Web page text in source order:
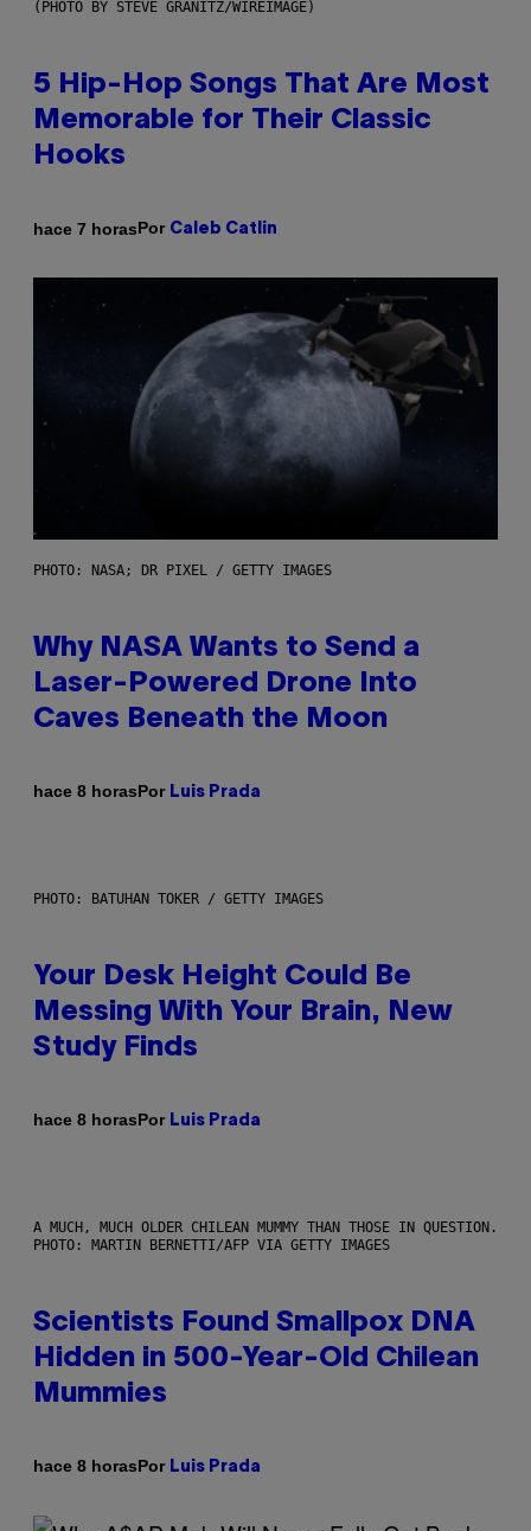
(PHOTO BY STEVE GRANITZ/WIREIMAGE)
5 Hip-Hop Songs That Are Most
Memorable for Their Classic
Hooks
hace 7 horasPor Caleb Catlin
PHOTO: NASA; DR PIXEL / GETTY IMAGES
Why NASA Wants to Send a
Laser-Powered Drone Into
Caves Beneath the Moon
hace 8 horasPor Luis Prada
PHOTO: BATUHAN TOKER / GETTY IMAGES
Your Desk Height Could Be
Messing With Your Brain, New
Study Finds
hace 8 horasPor Luis Prada
A MUCH, MUCH OLDER CHILEAN MUMMY THAN THOSE IN QUESTION.
PHOTO: MARTIN BERNETTI/AFP VIA GETTY IMAGES
Scientists Found Smallpox DNA
Hidden in 500-Year-Old Chilean
Mummies
hace 8 horasPor Luis Prada